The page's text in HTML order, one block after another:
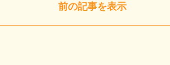
前の記事を表示